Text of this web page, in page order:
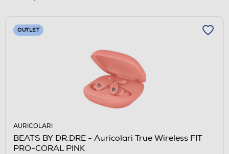
OUTLET
AURICOLARI
BEATS BY DR.DRE - Auricolari True Wireless FIT
PRO-CORAL PINK